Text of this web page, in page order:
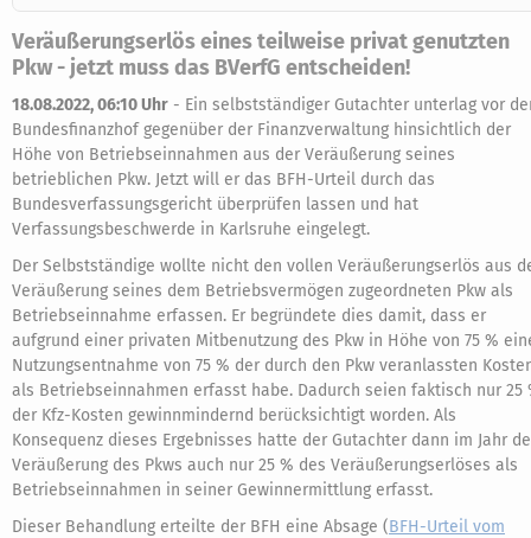
Veräußerungserlös eines teilweise privat genutzten
Pkw - jetzt muss das BVerfG entscheiden!
18.08.2022, 06:10 Uhr - Ein selbstständiger Gutachter unterlag vor
Bundesfinanzhof gegenüber der Finanzverwaltung hinsichtlich der
Höhe von Betriebseinnahmen aus der Veräußerung seines
betrieblichen Pkw. Jetzt will er das BFH-Urteil durch das
Bundesverfassungsgericht überprüfen lassen und hat
Verfassungsbeschwerde in Karlsruhe eingelegt.
Der Selbstständige wollte nicht den vollen Veräußerungserlös aus
Veräußerung seines dem Betriebsvermögen zugeordneten Pkw als
Betriebseinnahme erfassen. Er begründete dies damit, dass er
aufgrund einer privaten Mitbenutzung des Pkw in Höhe von 75 %
Nutzungsentnahme von 75 % der durch den Pkw veranlassten
als Betriebseinnahmen erfasst habe. Dadurch seien faktisch nur 25
der Kfz-Kosten gewinnmindernd berücksichtigt worden. Als
Konsequenz dieses Ergebnisses hatte der Gutachter dann im Jahr
Veräußerung des Pkws auch nur 25 % des Veräußerungserlöses als
Betriebseinnahmen in seiner Gewinnermittlung erfasst.
Dieser Behandlung erteilte der BFH eine Absage (BFH-Urteil vom